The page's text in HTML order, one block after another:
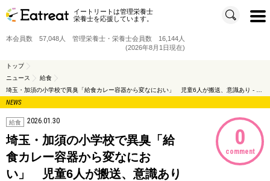
イートリートは管理栄養士
栄養士を応援しています。
t
o
t
i
本会員数 57,048人 管理栄養士・栄養士会員数 16,144人
(2026年8月1日現在)
トップ
ニュース
給食
NEWS
給食 2026.01.30
埼玉・加須の小学校で異臭「給
食カレー容器から変なにお
い」 児童6人が搬送、意識あり
0
comment